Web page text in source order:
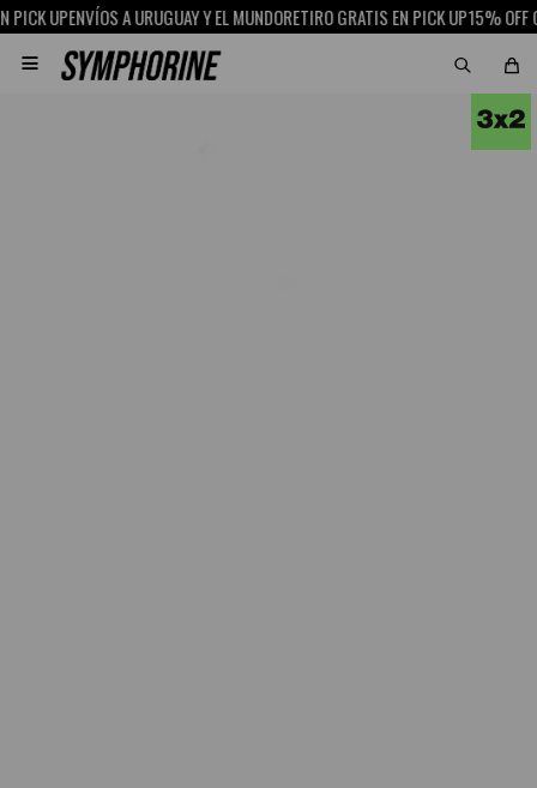
UPENVÍOS A URUGUAY Y EL MUNDORETIRO GRATIS EN PICK UP15% OFF
